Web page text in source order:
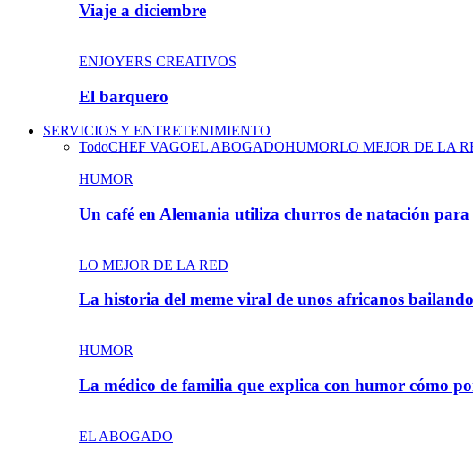
Viaje a diciembre
ENJOYERS CREATIVOS
El barquero
SERVICIOS Y ENTRETENIMIENTO
TodoCHEF VAGOEL ABOGADOHUMORLO MEJOR DE LA
HUMOR
Un café en Alemania utiliza churros de natación
LO MEJOR DE LA RED
La historia del meme viral de unos africanos
HUMOR
La médico de familia que explica con humor cómo
EL ABOGADO